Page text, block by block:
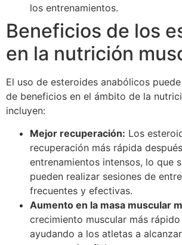
los entrenamientos.
Beneficios de los
en la nutrición
El uso de esteroides anabólicos
de beneficios en el ámbito de la
incluyen:
Mejor recuperación: Los
recuperación más rápida
entrenamientos intensos, lo que
pueden realizar sesiones de
frecuentes y efectivas.
Aumento en la masa muscular
crecimiento muscular más
ayudando a los atletas a